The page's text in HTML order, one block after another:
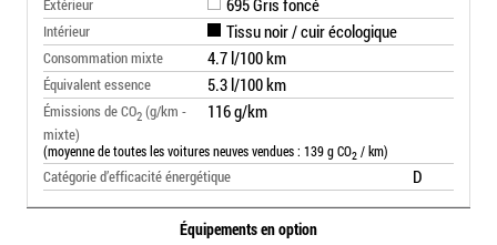
Équipements en option
Extérieur
Intérieur Tissu noir / cuir écologique
Consommation mixte 4.7 l/100 km
Équivalent essence 5.3 l/100 km
Émissions de CO2 (g/km -
mixte)
116 g/km
(moyenne de toutes les voitures neuves vendues : 139 g CO2 / km)
Catégorie d’efficacité énergétique D